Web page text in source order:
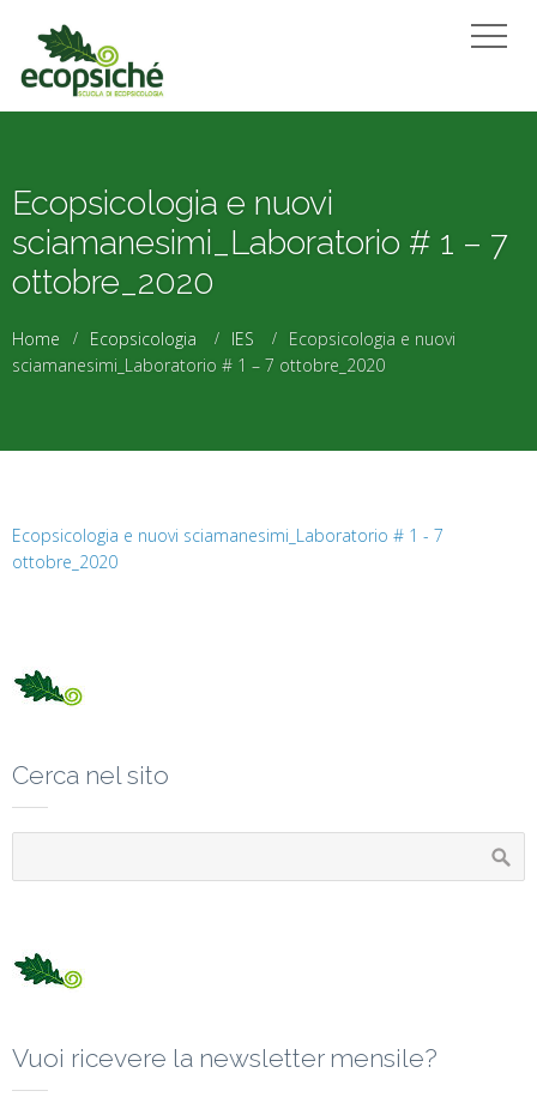
Ecopsicologia e nuovi
sciamanesimi_Laboratorio # 1 – 7
ottobre_2020
Home Ecopsicologia IES
Ecopsicologia e nuovi
sciamanesimi_Laboratorio # 1 – 7 ottobre_2020
Ecopsicologia e nuovi sciamanesimi_Laboratorio # 1 - 7
ottobre_2020
Cerca nel sito
Vuoi ricevere la newsletter mensile?